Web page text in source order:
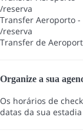
/reserva
Transfer Aeroporto -
/reserva
Transfer de
Organize a sua
Os horários de
datas da sua